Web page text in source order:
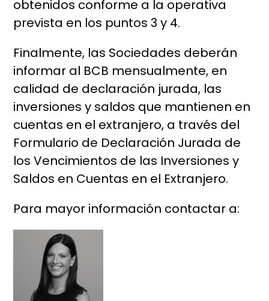
obtenidos conforme a la operativa
prevista en los puntos 3 y 4.
Finalmente, las Sociedades deberán
informar al BCB mensualmente, en
calidad de declaración jurada, las
inversiones y saldos que mantienen en
cuentas en el extranjero, a través del
Formulario de Declaración Jurada de
los Vencimientos de las Inversiones y
Saldos en Cuentas en el Extranjero.
Para mayor información contactar a: